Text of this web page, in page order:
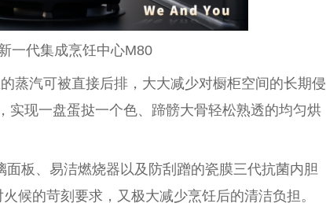
一代集成烹饪中心M80
蒸汽可被直接后排， 大大减少对橱柜空间的长期侵
实现一盘蛋挞一个色、蹄髈大骨轻松熟透的均匀烘
板、易洁燃烧器以及防刮蹭的瓷膜三代抗菌内胆
候的苛刻要求，又极大减少烹饪后的清洁负担。